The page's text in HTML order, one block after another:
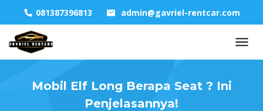
content
081387396813 admin@gavriel-rentcar.com
Mobil Elf Long Berapa Seat ? Ini
Penjelasannya!